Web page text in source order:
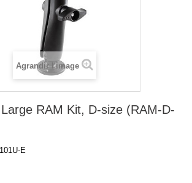
Agrandir l'image
RAM Kit, D-size (RAM-D-
E